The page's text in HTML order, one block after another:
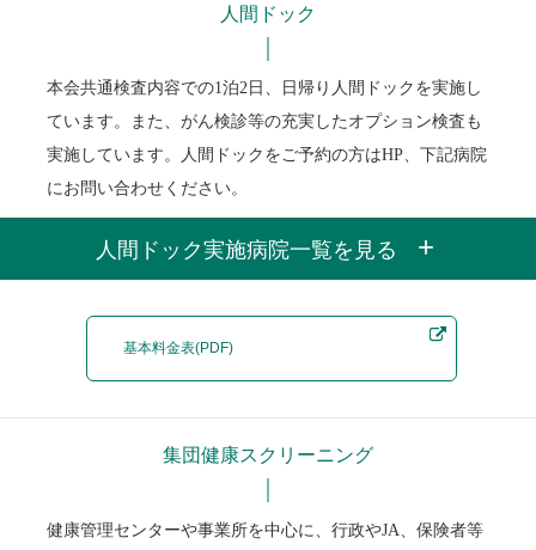
人間ドック
本会共通検査内容での1泊2日、日帰り人間ドックを実施し
ています。また、がん検診等の充実したオプション検査も
実施しています。人間ドックをご予約の方はHP、下記病院
にお問い合わせください。
人間ドック実施病院一覧を見る +
基本料金表(PDF)
集団健康スクリーニング
健康管理センターや事業所を中心に、行政やJA、保険者等